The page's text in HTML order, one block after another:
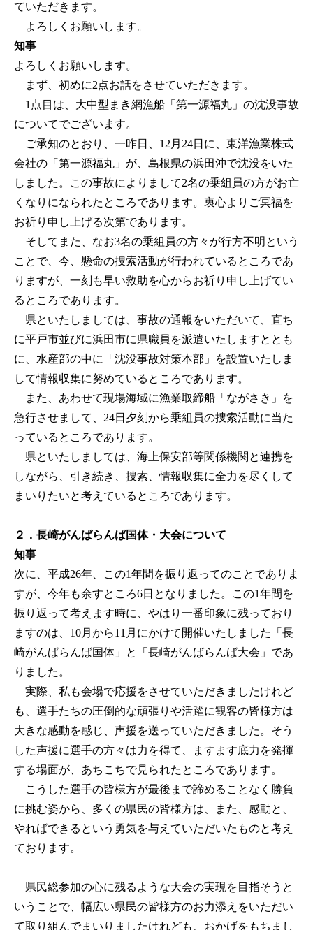
ていただきます。
よろしくお願いします。
知事
よろしくお願いします。
まず、初めに2点お話をさせていただきます。
1点目は、大中型まき網漁船「第一源福丸」の沈没事故
についてでございます。
ご承知のとおり、一昨日、12月24日に、東洋漁業株式
会社の「第一源福丸」が、島根県の浜田沖で沈没をいた
しました。この事故によりまして2名の乗組員の方がお亡
くなりになられたところであります。衷心よりご冥福を
お祈り申し上げる次第であります。
そしてまた、なお3名の乗組員の方々が行方不明という
ことで、今、懸命の捜索活動が行われているところであ
りますが、一刻も早い救助を心からお祈り申し上げてい
るところであります。
県といたしましては、事故の通報をいただいて、直ち
に平戸市並びに浜田市に県職員を派遣いたしますととも
に、水産部の中に「沈没事故対策本部」を設置いたしま
して情報収集に努めているところであります。
また、あわせて現場海域に漁業取締船「ながさき」を
急行させまして、24日夕刻から乗組員の捜索活動に当た
っているところであります。
県といたしましては、海上保安部等関係機関と連携を
しながら、引き続き、捜索、情報収集に全力を尽くして
まいりたいと考えているところであります。
２．長崎がんばらんば国体・大会について
知事
次に、平成26年、この1年間を振り返ってのことでありま
すが、今年も余すところ6日となりました。この1年間を
振り返って考えます時に、やはり一番印象に残っており
ますのは、10月から11月にかけて開催いたしました「長
崎がんばらんば国体」と「長崎がんばらんば大会」であ
りました。
実際、私も会場で応援をさせていただきましたけれど
も、選手たちの圧倒的な頑張りや活躍に観客の皆様方は
大きな感動を感じ、声援を送っていただきました。そう
した声援に選手の方々は力を得て、ますます底力を発揮
する場面が、あちこちで見られたところであります。
こうした選手の皆様方が最後まで諦めることなく勝負
に挑む姿から、多くの県民の皆様方は、また、感動と、
やればできるという勇気を与えていただいたものと考え
ております。
県民総参加の心に残るような大会の実現を目指そうと
いうことで、幅広い県民の皆様方のお力添えをいただい
て取り組んでまいりましたけれども、おかげをもちまし